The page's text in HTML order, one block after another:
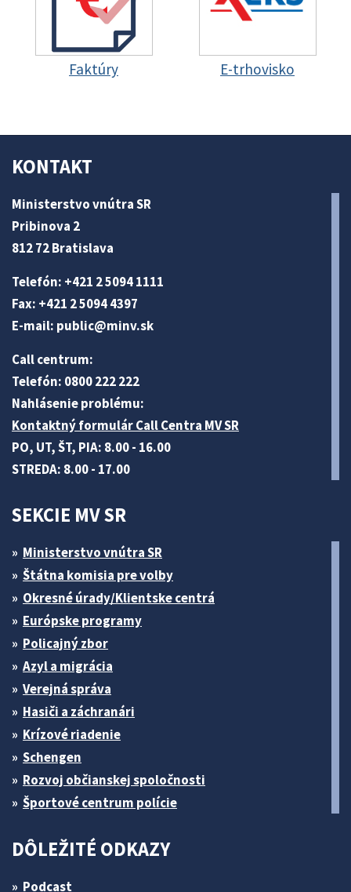
Faktúry E-trhovisko
KONTAKT
Ministerstvo vnútra SR
Pribinova 2
812 72 Bratislava
Telefón: +421 2 5094 1111
Fax: +421 2 5094 4397
E-mail: public@minv.sk
Call centrum:
Telefón: 0800 222 222
Nahlásenie problému:
Kontaktný formulár Call Centra MV SR
PO, UT, ŠT, PIA: 8.00 - 16.00
STREDA: 8.00 - 17.00
SEKCIE MV SR
Ministerstvo vnútra SR
Štátna komisia pre volby
Okresné úrady/Klientske centrá
Európske programy
Policajný zbor
Azyl a migrácia
Verejná správa
Hasiči a záchranári
Krízové riadenie
Schengen
Rozvoj občianskej spoločnosti
Športové centrum polície
DÔLEŽITÉ ODKAZY
Podcast